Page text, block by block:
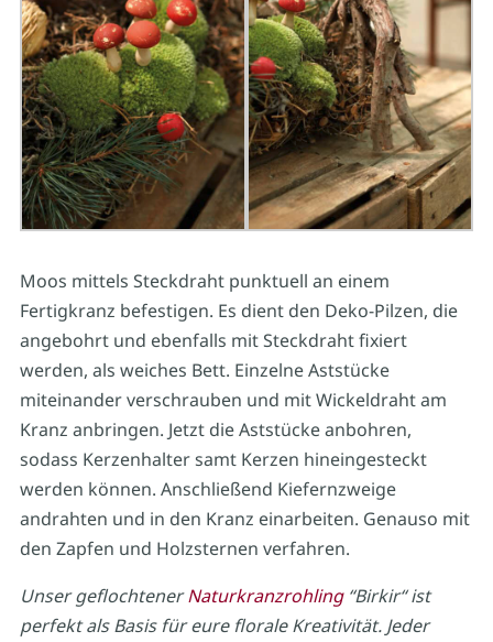
Moos mittels Steckdraht punktuell an einem
Fertigkranz befestigen. Es dient den Deko-Pilzen, die
angebohrt und ebenfalls mit Steckdraht fixiert
werden, als weiches Bett. Einzelne Aststücke
miteinander verschrauben und mit Wickeldraht am
Kranz anbringen. Jetzt die Aststücke anbohren,
sodass Kerzenhalter samt Kerzen hineingesteckt
werden können. Anschließend Kiefernzweige
andrahten und in den Kranz einarbeiten. Genauso mit
den Zapfen und Holzsternen verfahren.
Unser geflochtenerNaturkranzrohling “Birkir“ ist
perfekt als Basis für eure florale Kreativität. Jeder